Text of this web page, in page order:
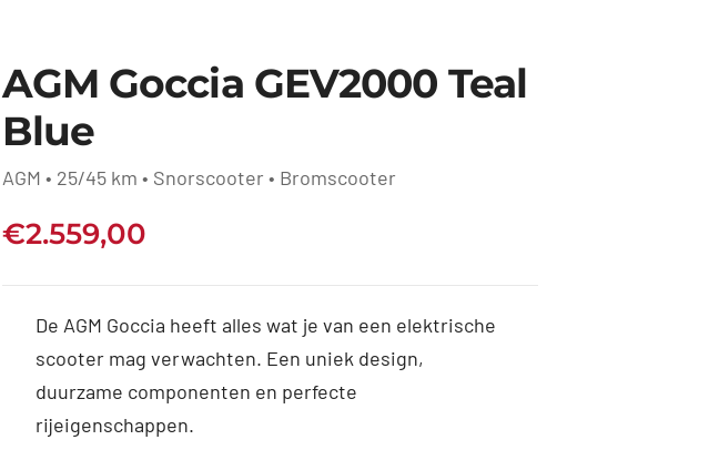
AGM Goccia GEV2000 Teal
Blue
AGM • 25/45 km • Snorscooter • Bromscooter
€2.559,00
De AGM Goccia heeft alles wat je van een elektrische
scooter mag verwachten. Een uniek design,
duurzame componenten en perfecte
rijeigenschappen.